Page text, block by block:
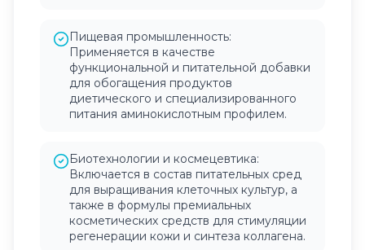
Пищевая промышленность:
Применяется в качестве
функциональной и питательной добавки
для обогащения продуктов
диетического и специализированного
питания аминокислотным профилем.
Биотехнологии и космецевтика:
Включается в состав питательных сред
для выращивания клеточных культур, а
также в формулы премиальных
косметических средств для стимуляции
регенерации кожи и синтеза коллагена.